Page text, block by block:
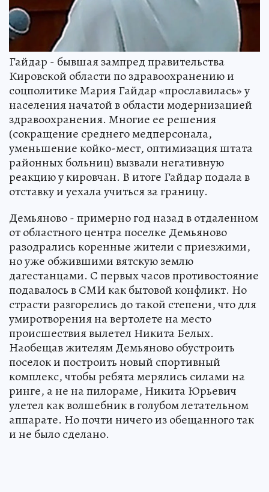
Гайдар - бывшая зампред правительства
Кировской области по здравоохранению и
соцполитике Мария Гайдар «прославилась» у
населения начатой в области модернизацией
здравоохранения. Многие ее решения
(сокращение среднего медперсонала,
уменьшение койко-мест, оптимизация штата
районных больниц) вызвали негативную
реакцию у кировчан. В итоге Гайдар подала в
отставку и уехала учиться за границу.
Демьяново - примерно год назад в отдаленном
от областного центра поселке Демьяново
разодрались коренные жители с приезжими,
но уже обжившими вятскую землю
дагестанцами. С первых часов противостояние
подавалось в СМИ как бытовой конфликт. Но
страсти разгорелись до такой степени, что для
умиротворения на вертолете на место
происшествия вылетел Никита Белых.
Наобещав жителям Демьяново обустроить
поселок и построить новый спортивный
комплекс, чтобы ребята мерялись силами на
ринге, а не на пилораме, Никита Юрьевич
улетел как волшебник в голубом летательном
аппарате. Но почти ничего из обещанного так
и не было сделано.